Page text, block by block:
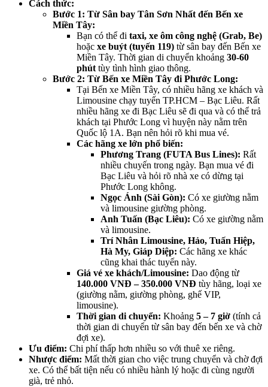
Cách thức:
Bước 1: Từ Sân bay Tân Sơn Nhất đến Bến xe
Miền Tây:
Bạn có thể đi taxi, xe ôm công nghệ (Grab, Be)
hoặc xe buýt (tuyến 119) từ sân bay đến Bến xe
Miền Tây. Thời gian di chuyển khoảng 30-60
phút tùy tình hình giao thông.
Bước 2: Từ Bến xe Miền Tây đi Phước Long:
Tại Bến xe Miền Tây, có nhiều hãng xe khách và
Limousine chạy tuyến TP.HCM – Bạc Liêu. Rất
nhiều hãng xe đi Bạc Liêu sẽ đi qua và có thể trả
khách tại Phước Long vì huyện này nằm trên
Quốc lộ 1A. Bạn nên hỏi rõ khi mua vé.
Các hãng xe lớn phổ biến:
Phương Trang (FUTA Bus Lines): Rất
nhiều chuyến trong ngày. Bạn mua vé đi
Bạc Liêu và hỏi rõ nhà xe có dừng tại
Phước Long không.
Ngọc Ánh (Sài Gòn): Có xe giường nằm
và limousine giường phòng.
Anh Tuấn (Bạc Liêu): Có xe giường nằm
và limousine.
Trí Nhân Limousine, Hảo, Tuấn Hiệp,
Hà My, Giáp Diệp: Các hãng xe khác
cũng khai thác tuyến này.
Giá vé xe khách/Limousine: Dao động từ
140.000 VNĐ – 350.000 VNĐ tùy hãng, loại xe
(giường nằm, giường phòng, ghế VIP,
limousine).
Thời gian di chuyển: Khoảng 5 – 7 giờ (tính cả
thời gian di chuyển từ sân bay đến bến xe và chờ
đợi xe).
Ưu điểm: Chi phí thấp hơn nhiều so với thuê xe riêng.
Nhược điểm: Mất thời gian cho việc trung chuyển và chờ đợi
xe. Có thể bất tiện nếu có nhiều hành lý hoặc đi cùng người
già, trẻ nhỏ.